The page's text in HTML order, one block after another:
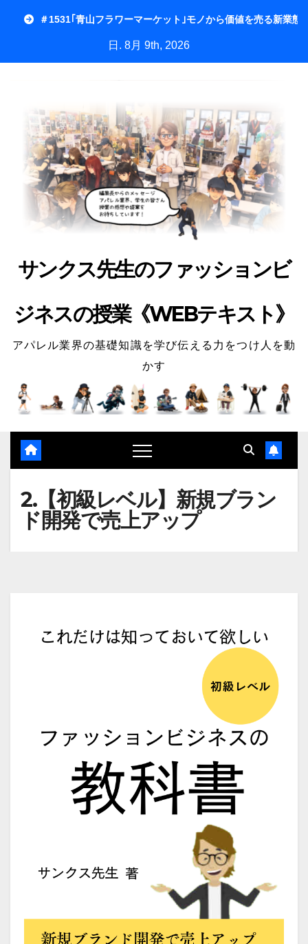
＃1531｢青山フラワーマーケット｣モノから価値を売る新業態
日. 8月 9th, 2026
サンクス先生のファッションビ
ジネスの授業《WEBテキスト》
アパレル業界の基礎知識を学び伝える力をつけ人を動
かす
2.【初級レベル】新規ブラン
ド開発で売上アップ